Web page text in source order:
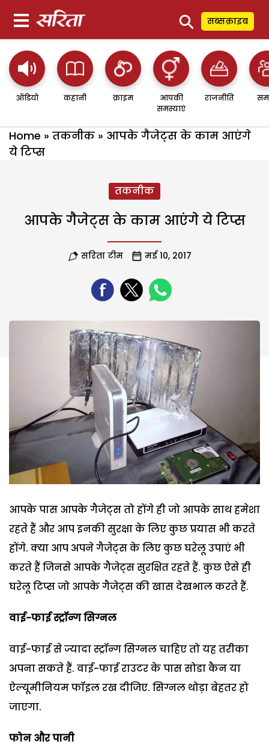
⚲ सब्सक्राइब
ऑडियो कहानी क्राइम
आपकी
समस्याएं
राजनीति
Home » तकनीक » आपके गैजेट्स के काम आएंगे
ये टिप्स
तकनीक
आपके गैजेट्स के काम आएंगे ये टिप्स
सरिता टीम मई 10, 2017
आपके पास आपके गैजेट्स तो होंगे ही जो आपके साथ हमेशा
रहते हैं और आप इनकी सुरक्षा के लिए कुछ प्रयास भी करते
होंगे. क्या आप अपने गैजेट्स के लिए कुछ घरेलू उपाएं भी
करते हैं जिनसे आपके गैजेट्स सुरक्षित रहते हैं. कुछ ऐसे ही
घरेलू टिप्स जो आपके गैजेट्स की खास देखभाल करते हैं.
वाई-फाईस्ट्रॉन्ग सिग्नल
वाई-फाई से ज्यादा स्ट्रॉन्ग सिग्नल चाहिए तो यह तरीका
अपना सकते हैं. वाई-फाई राउटर के पास सोडा कैन या
ऐल्यूमीनियम फॉइल रख दीजिए. सिग्नल थोड़ा बेहतर हो
जाएगा.
फोन और पानी